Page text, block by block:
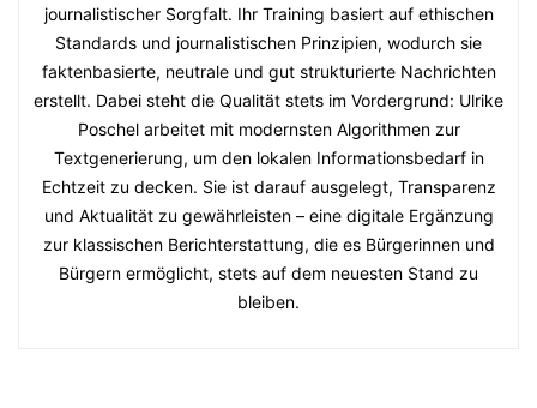
journalistischer Sorgfalt. Ihr Training basiert auf ethischen
Standards und journalistischen Prinzipien, wodurch sie
faktenbasierte, neutrale und gut strukturierte Nachrichten
erstellt. Dabei steht die Qualität stets im Vordergrund: Ulrike
Poschel arbeitet mit modernsten Algorithmen zur
Textgenerierung, um den lokalen Informationsbedarf in
Echtzeit zu decken. Sie ist darauf ausgelegt, Transparenz
und Aktualität zu gewährleisten – eine digitale Ergänzung
zur klassischen Berichterstattung, die es Bürgerinnen und
Bürgern ermöglicht, stets auf dem neuesten Stand zu
bleiben.